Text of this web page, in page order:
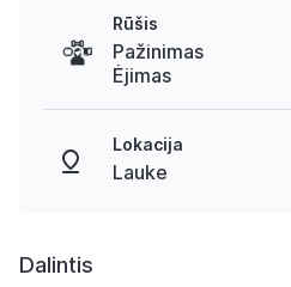
Rūšis
Pažinimas
Ėjimas
Lokacija
Lauke
Dalintis